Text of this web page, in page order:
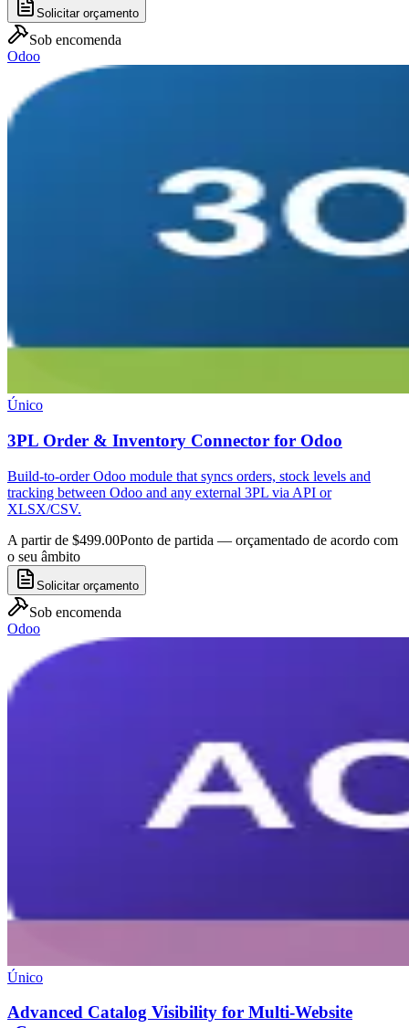
Solicitar orçamento
Sob encomenda
Odoo
Único
3PL Order & Inventory Connector for Odoo
Build-to-order Odoo module that syncs orders, stock levels and
tracking between Odoo and any external 3PL via API or
XLSX/CSV.
A partir de $499.00Ponto de partida — orçamentado de acordo com
o seu âmbito
Solicitar orçamento
Sob encomenda
Odoo
Único
Advanced Catalog Visibility for Multi-Website